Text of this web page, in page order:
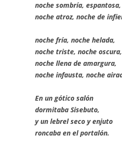
noche sombría, espantosa,
noche atroz, noche de
noche fría, noche helada,
noche triste, noche oscura,
noche llena de amargura,
noche infausta, noche
En un gótico salón
dormitaba Sisebuto,
y un lebrel seco y enjuto
roncaba en el portalón.